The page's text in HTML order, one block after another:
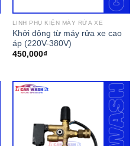
LINH PHỤ KIỆN MÁY RỬA XE
Khởi động từ máy rửa xe cao
áp (220V-380V)
450,000₫